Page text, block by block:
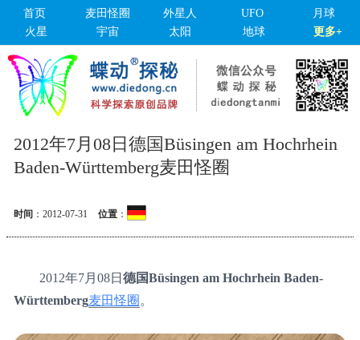
首页 麦田怪圈 外星人 UFO
月球
火星
宇宙 太阳 地球 更多+
2012年7月08日德国Büsingen am Hochrhein
Baden-Württemberg麦田怪圈
时间： 2012-07-31 位置：
2012年7月08日 德国Büsingen am Hochrhein Baden-
Württemberg麦田怪圈 。